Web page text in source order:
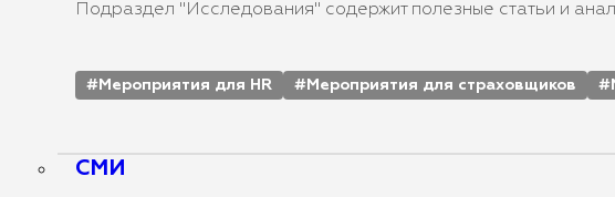
Подраздел "Исследования" содержит полезные статьи и
Мероприятия для HR Мероприятия для страховщиков
СМИ